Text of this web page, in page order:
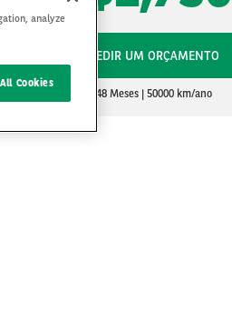
PEDIR UM ORÇAMENTO
48 Meses 50000 km/ano
analyze
Cookies